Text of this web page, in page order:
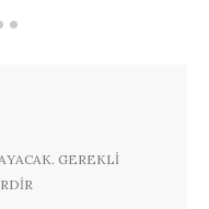
GEREKLI